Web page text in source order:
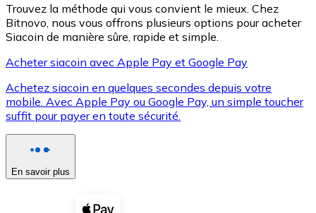
XRP
XRP
Voir toutes
Coupons crypto
Trouvez la méthode qui vous convient le mieux. Chez
Bitnovo, nous vous offrons plusieurs options pour acheter
Siacoin de manière sûre, rapide et simple.
Acheter siacoin avec Apple Pay et Google Pay
Achetez siacoin en quelques secondes depuis votre
mobile. Avec Apple Pay ou Google Pay, un simple toucher
suffit pour payer en toute sécurité.
En savoir plus